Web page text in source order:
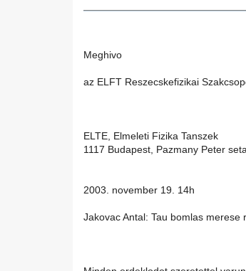
Meghivo
az ELFT Reszecskefizikai
ELTE, Elmeleti Fizika Tanszek
1117 Budapest, Pazmany Peter
2003. november 19. 14h
Jakovac Antal: Tau bomlas merese